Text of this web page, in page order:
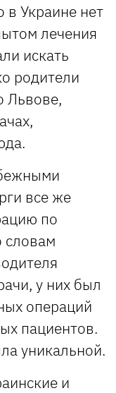
в Украине нет
лечения
искать
родители
Львове,
все же
по
словам
у них был
операций
пациентов.
уникальной.
и